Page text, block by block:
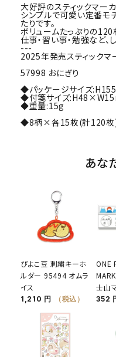
大好評のスティックマー
シンプルで可愛い定番モ
たりです。
ボリュームたっぷりの120
仕事・習い事・勉強など、
---
2025年発売スティック
57998 おにぎり
◆パッケージサイズ
◆付箋サイズ
◆重量:15g
◆8柄×各15枚(計120枚
あな
ぴよこ豆 刺繍キーホ
ルダー 95494 オムラ
イス
1,210 円 （税込）
ONE
士山
352